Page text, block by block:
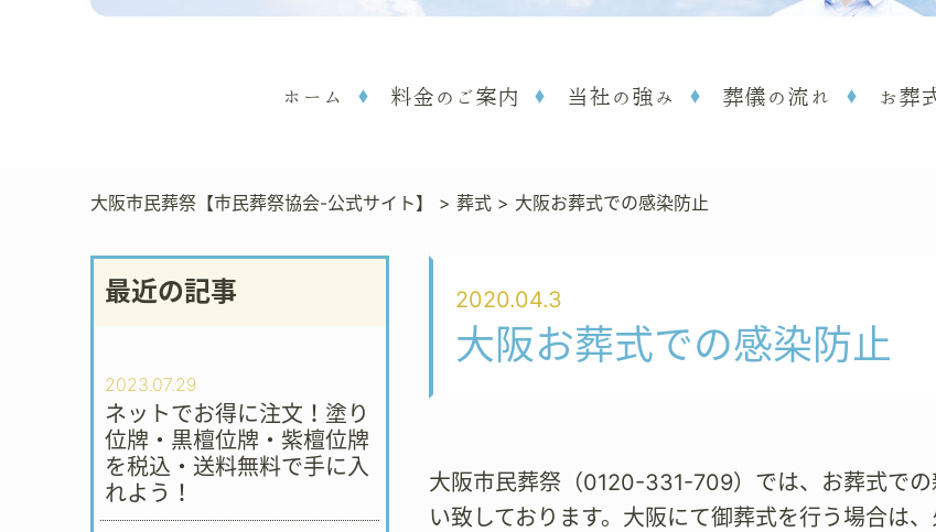
ホーム 料金のご案内 当社の強み 葬儀の流れ お葬
大阪市民葬祭【市民葬祭協会-公式サイト】 > 葬式 > 大阪お葬式での感染防止
最近の記事
2023.07.29
ネットでお得に注文！塗り
位牌・黒檀位牌・紫檀位牌
を税込・送料無料で手に入
れよう！
2020.04.3
大阪お葬式での感染防止
大阪市民葬祭（0120-331-709）では、お葬式で
い致しております。大阪にて御葬式を行う場合は